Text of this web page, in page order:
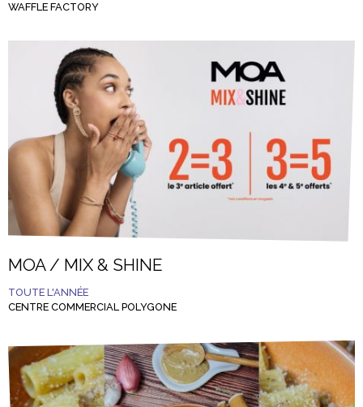
WAFFLE FACTORY
MOA / MIX & SHINE
TOUTE L'ANNÉE
CENTRE COMMERCIAL POLYGONE